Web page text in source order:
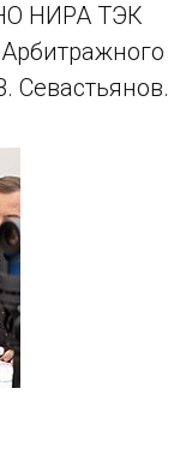
НИРА ТЭК
Севастьянов.